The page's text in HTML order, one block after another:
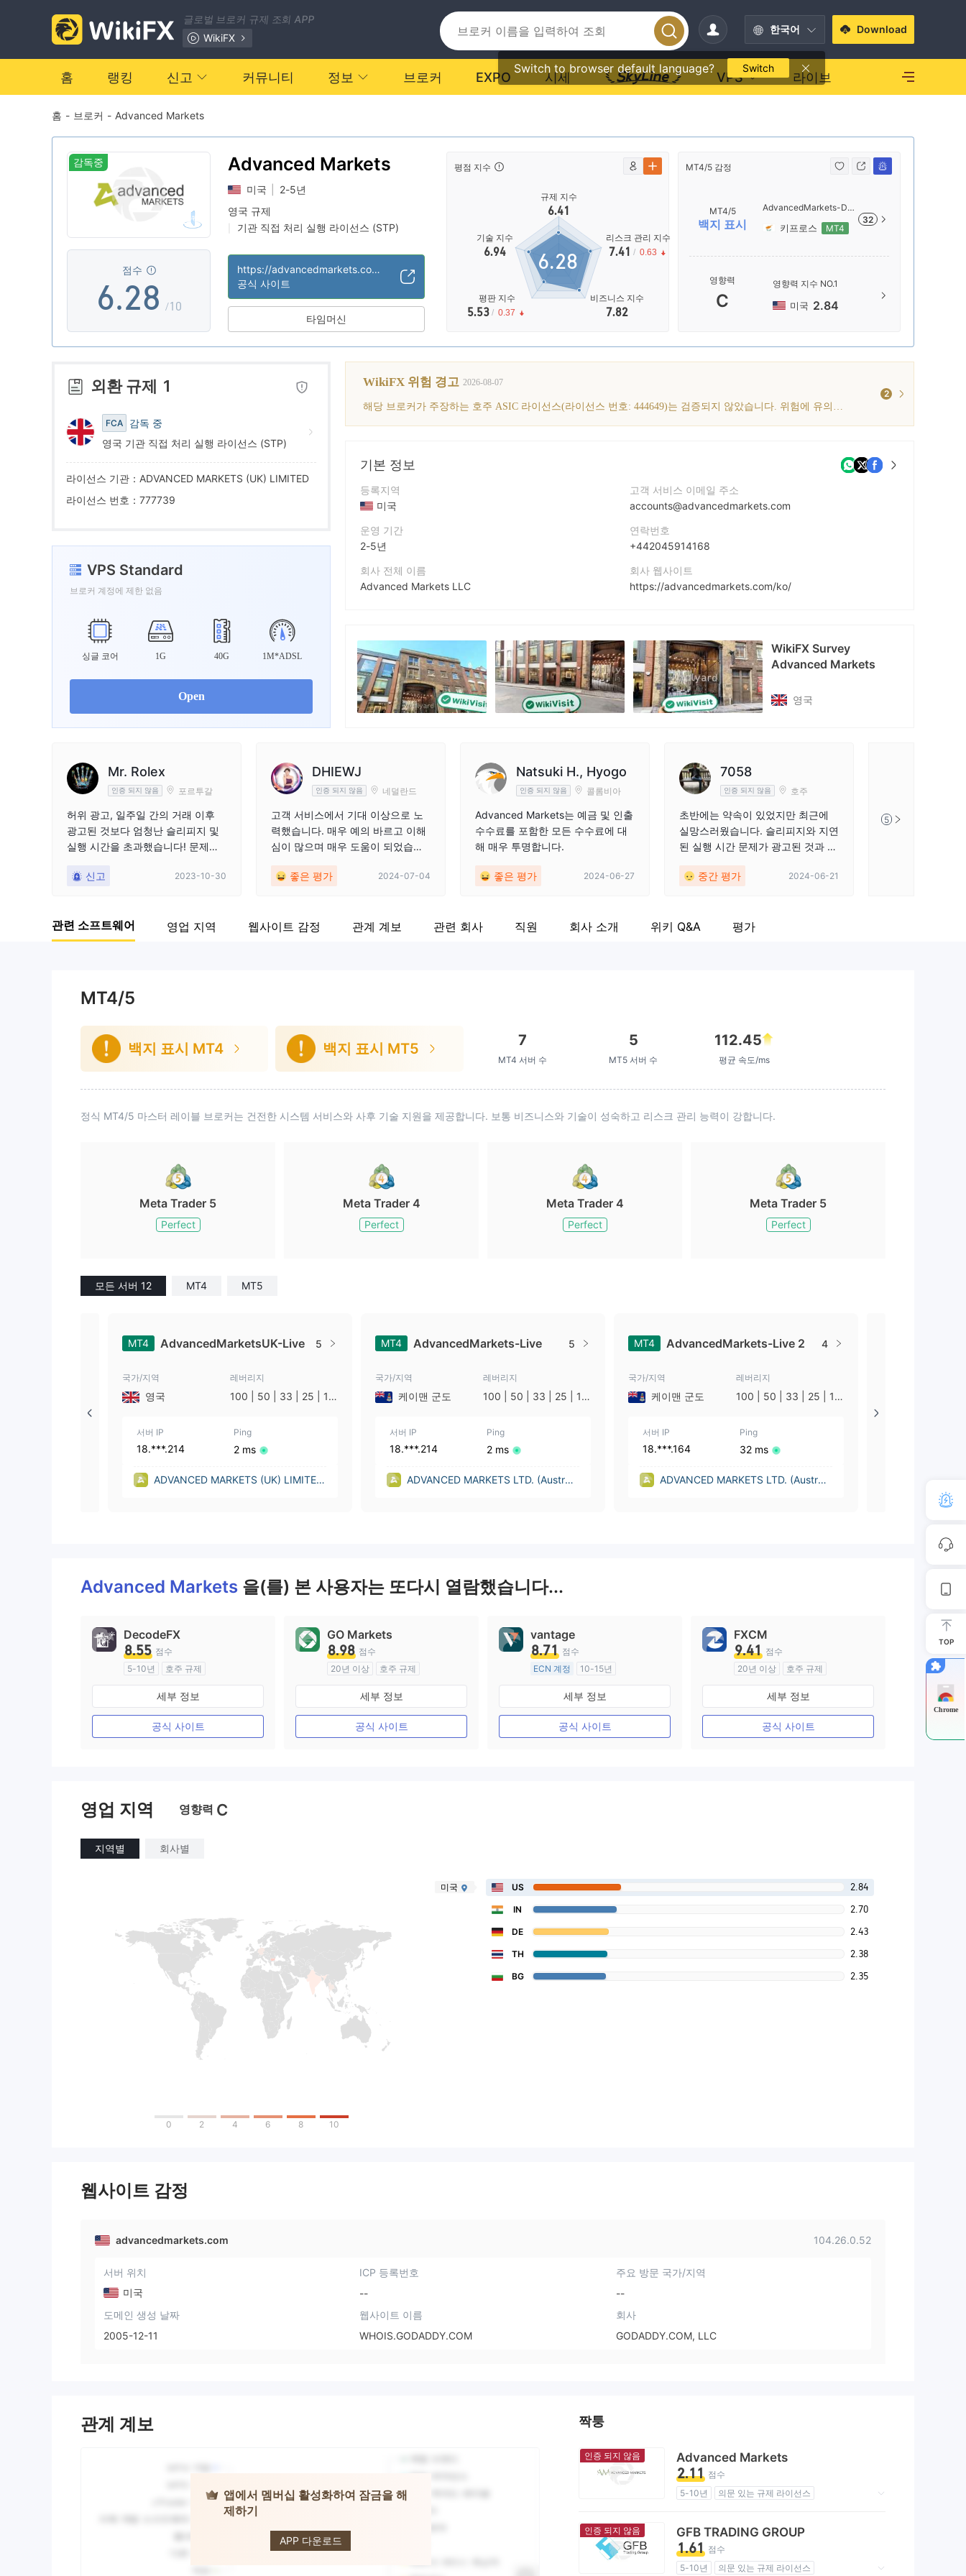
글로벌 브로커 규제 조회 APP
WikiFX
한국어
Switch to browser default language? Switch
Download
홈 랭킹 신고 커뮤니티 정보 브로커 EXPO 시세 VPS 라이브
홈 - 브로커 - Advanced Markets
감독중
점수
0
1
2
3
4
5
6
7
8
9
.
0
1
2
3
4
5
6
7
8
9
2
3
4
6
7
8
9
/10
Advanced Markets
미국
2-5년
영국 규제
기관 직접 처리 실행 라이선스 (STP)
https://advancedmarkets.com/ko/
공식 사이트
타임머신
평점 지수
규제 지수
6.41
기술 지수
6.94
평판 지수
5.53 / 0.37
비즈니스 지수
7.82
리스크 관리 지수
7.41 / 0.63
6.28
MT4/5 감정
MT4/5
백지 표시
AdvancedMarkets-De
키프로스 MT4
32
영향력
C
영향력 지수 NO.1
미국 2.84
외환 규제 1
FCA
감독 중
영국 기관 직접 처리 실행 라이선스 (STP)
라이선스 기관：ADVANCED MARKETS (UK) LIMITED
라이선스 번호：777739
VPS Standard
브로커 계정에 제한 없음
싱글 코어 1G 40G 1M*ADSL
Open
WikiFX 위험 경고 2026-08-07
해당 브로커가 주장하는 호주 ASIC 라이선스(라이선스 번호: 444649)는 검증되지 않았습니다. 위험에 유의하시기 바랍니다!
2
기본 정보
등록지역
미국
운영 기간
2-5년
회사 전체 이름
Advanced Markets LLC
기업 직원
--
고객 서비스 이메일 주소
accounts@advancedmarkets.com
연락번호
+442045914168
회사 웹사이트
https://advancedmarkets.com/ko/
X
https://x.com/AdvancedMarkets
WikiFX Survey
Advanced Markets
영국
Mr. Rolex
인증 되지 않음 포르투갈
허위 광고, 일주일 간의 거래 이후
광고된 것보다 엄청난 슬리피지 및
실행 시간을 초과했습니다! 문제에
계정 관리자가 나에게 연락할 것이
정 관리자도 내가 더 많이 입금하는
데에만 관심이 있었습니다. 추천하
신고 2023-10-30
DHIEWJ
인증 되지 않음 네덜란드
고객 서비스에서 기대 이상으로 노
력했습니다. 매우 예의 바르고 이해
심이 많으며 매우 도움이 되었습니
좋은 평가
2024-07-04
Natsuki H., Hyogo
인증 되지 않음 콜롬비아
Advanced Markets는 예금 및 인출
수수료를 포함한 모든 수수료에 대
해 매우 투명합니다.
좋은 평가 2024-06-27
7058
인증 되지 않음 호주
초반에는 약속이 있었지만 최근에
실망스러웠습니다. 슬리피지와 지연
된 실행 시간 문제가 광고된 것과 다
적으로 보이고 고급 거래 옵션을 제
중간 평가 2024-06-21
5
관련 소프트웨어 영업 지역 웹사이트 감정 관계 계보 관련 회사 직원 회사 소개 위키 Q&A 평가
MT4/5
백지 표시 MT4 백지 표시 MT5 7
MT4 서버 수
5
MT5 서버 수
112.45
평균 속도/ms
정식 MT4/5 마스터 레이블 브로커는 건전한 시스템 서비스와 사후 기술 지원을 제공합니다. 보통 비즈니스와 기술이 성숙하고 리스크 관리 능력이 강합니다.
Meta Trader 5
Perfect
Meta Trader 4
Perfect
Meta Trader 4
Perfect
Meta Trader 5
Perfect
모든 서버 12 MT4 MT5
MT4 AdvancedMarketsUK-Live 5
국가/지역
영국
레버리지
100 | 50 | 33 | 25 | 10
서버 IP
18.***.214
Ping
2 ms
ADVANCED MARKETS (UK) LIMITED
MT4 AdvancedMarkets-Live 5
국가/지역
케이맨 군도
레버리지
100 | 50 | 33 | 25 | 10
서버 IP
18.***.214
Ping
2 ms
ADVANCED MARKETS LTD. (Australi
MT4 AdvancedMarkets-Live 2 4
국가/지역
케이맨 군도
레버리지
100 | 50 | 33 | 25 | 10
서버 IP
18.***.164
Ping
32 ms
ADVANCED MARKETS LTD. (Australi
(United
Advanced Markets 을(를) 본 사용자는 또다시 열람했습니다...
DecodeFX
8.55 점수
5-10년
호주 규제
외환 거래 라이선스 (MM)
마스터 레이블 MT4
세부 정보
공식 사이트
GO Markets
8.98 점수
20년 이상
호주 규제
외환 거래 라이선스 (MM)
cTrader세부 정보
공식 사이트
vantage
8.71 점수
ECN 계정
10-15년
호주 규제
외환 거래 라이선스 (MM)
마스터 레이블 MT4
세부 정보
공식 사이트
FXCM
9.41 점수
20년 이상
호주 규제
외환 거래 라이선스 (MM)
마스터 레이블 MT4
세부 정보
공식 사이트
영업 지역 영향력 C
지역별 회사별
0 2 4 6 8 10
미국 US 2.84
IN 2.70
DE 2.43
TH 2.38
BG 2.35
웹사이트 감정
advancedmarkets.com 104.26.0.52
서버 위치
미국
ICP 등록번호
--
주요 방문 국가/지역
--
도메인 생성 날짜
2005-12-11
웹사이트 이름
WHOIS.GODADDY.COM
회사
GODADDY.COM, LLC
관계 계보
앱에서 멤버십 활성화하여 잠금을 해
제하기
APP 다운로드
짝퉁
인증 되지 않음 Advanced Markets
2.11 점수
5-10년
의문 있는 규제 라이선스
잠재적 위험성이 높음
인증 되지 않음 GFB TRADING GROUP
1.61 점수
5-10년
의문 있는 규제 라이선스
TOP
Chrome